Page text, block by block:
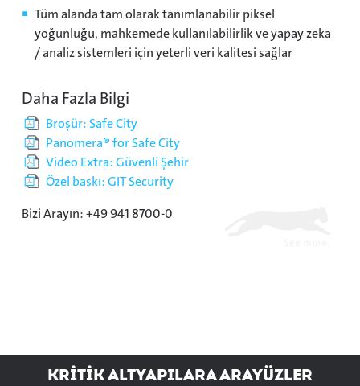
Tüm alanda tam olarak tanımlanabilir piksel
yoğunluğu, mahkemede kullanılabilirlik ve yapay zeka
/ analiz sistemleri için yeterli veri kalitesi sağlar
Daha Fazla Bilgi
Broşür: Safe City
Panomera® for Safe City
Video Extra: Güvenli Şehir
Özel baskı: GIT Security
Bizi Arayın: +49 941 8700-0
KRİTİK Altyapılara Arayüzler